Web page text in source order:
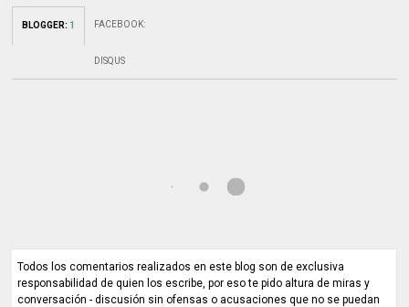
BLOGGER: 1 FACEBOOK:
DISQUS
Todos los comentarios realizados en este blog son de exclusiva
responsabilidad de quien los escribe, por eso te pido altura de miras y
conversación - discusión sin ofensas o acusaciones que no se puedan